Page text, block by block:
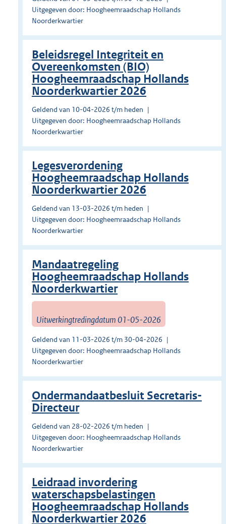
Uitgegeven door: Hoogheemraadschap Hollands
Noorderkwartier
Beleidsregel Integriteit en
Overeenkomsten (BIO)
Hoogheemraadschap Hollands
Noorderkwartier 2026
Geldend van 10-04-2026 t/m heden
Uitgegeven door: Hoogheemraadschap Hollands
Noorderkwartier
Legesverordening
Hoogheemraadschap Hollands
Noorderkwartier 2026
Geldend van 13-03-2026 t/m heden
Uitgegeven door: Hoogheemraadschap Hollands
Noorderkwartier
Mandaatregeling
Hoogheemraadschap Hollands
Noorderkwartier
Uitwerkingtredingdatum 01-05-2026
Geldend van 11-03-2026 t/m 30-04-2026
Uitgegeven door: Hoogheemraadschap Hollands
Noorderkwartier
Ondermandaatbesluit Secretaris-
Directeur
Geldend van 28-02-2026 t/m heden
Uitgegeven door: Hoogheemraadschap Hollands
Noorderkwartier
Leidraad invordering
waterschapsbelastingen
Hoogheemraadschap Hollands
Noorderkwartier 2026